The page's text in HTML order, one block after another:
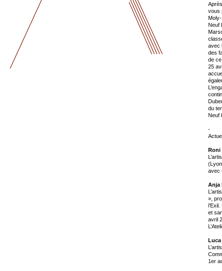
vous
Neuf
avec
des
de
25
du
Neuf
-
Roni
avec
Anja
»,
et
avril
Luca
1er